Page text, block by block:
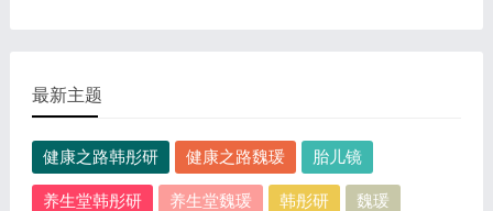
最新主题
健康之路韩彤研 健康之路魏瑗 胎儿镜
养生堂韩彤研 养生堂魏瑗 韩彤研 魏瑗